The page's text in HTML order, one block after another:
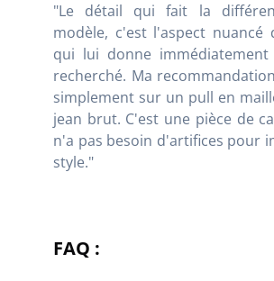
"Le détail qui fait la
modèle, c'est l'aspect nuancé
qui lui donne
recherché. Ma
simplement sur un pull en
jean brut. C'est une pièce de
n'a pas besoin d'artifices pour
style."
FAQ :